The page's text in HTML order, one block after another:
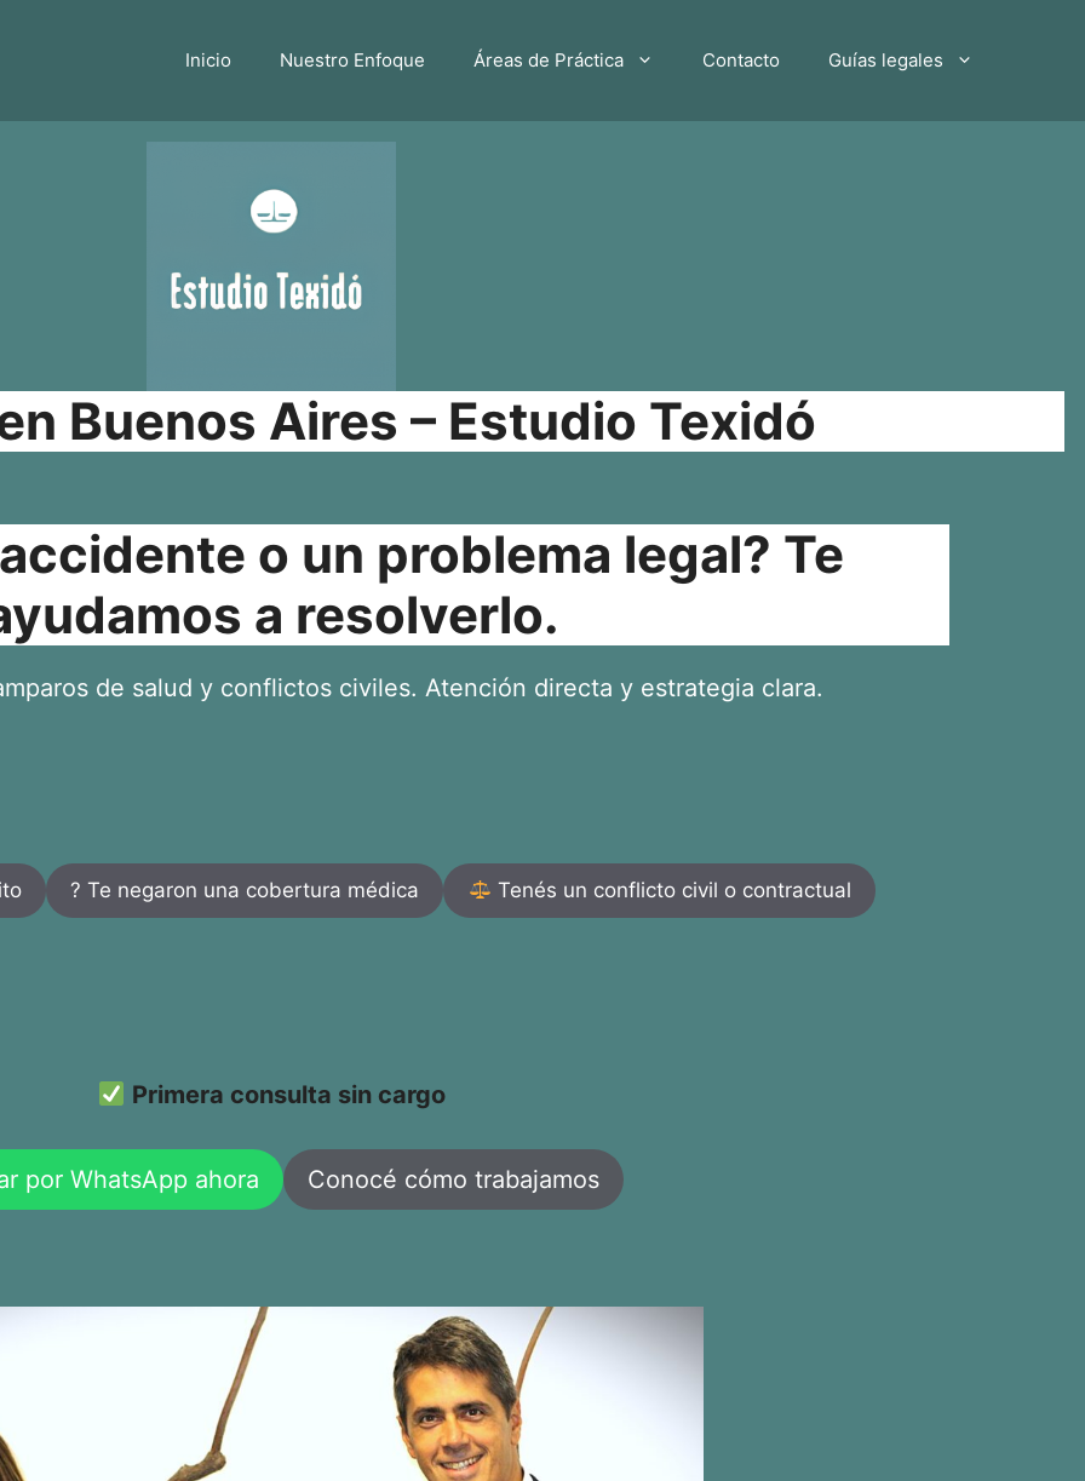
Inicio Nuestro Enfoque Áreas de Práctica Contacto Guías legales
Buenos Aires – Estudio Texidó
o un problema legal? Te
a resolverlo.
de salud y conflictos civiles. Atención directa y estrategia clara.
? Te negaron una cobertura médica Tenés un conflicto civil o contractual
Primera consulta sin cargo
por WhatsApp ahora Conocé cómo trabajamos